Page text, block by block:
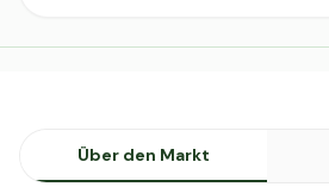
Über den Markt